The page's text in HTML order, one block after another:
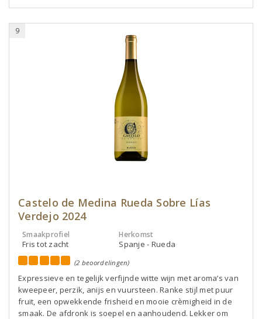
9
Castelo de Medina Rueda Sobre Lías
Verdejo 2024
Smaakprofiel
Fris tot zacht
Herkomst
Spanje - Rueda
(2 beoordelingen)
Expressieve en tegelijk verfijnde witte wijn met aroma’s van
kweepeer, perzik, anijs en vuursteen. Ranke stijl met puur
fruit, een opwekkende frisheid en mooie crèmigheid in de
smaak. De afdronk is soepel en aanhoudend. Lekker om